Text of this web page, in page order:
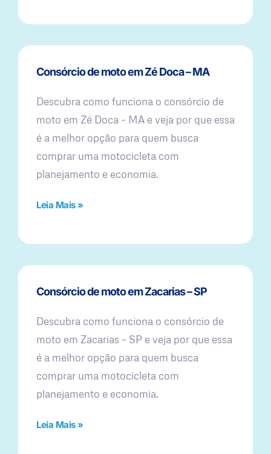
Consórcio de moto em Zé Doca – MA
Descubra como funciona o consórcio de
moto em Zé Doca – MA e veja por que essa
é a melhor opção para quem busca
comprar uma motocicleta com
planejamento e economia.
Leia Mais »
Consórcio de moto em Zacarias – SP
Descubra como funciona o consórcio de
moto em Zacarias – SP e veja por que essa
é a melhor opção para quem busca
comprar uma motocicleta com
planejamento e economia.
Leia Mais »